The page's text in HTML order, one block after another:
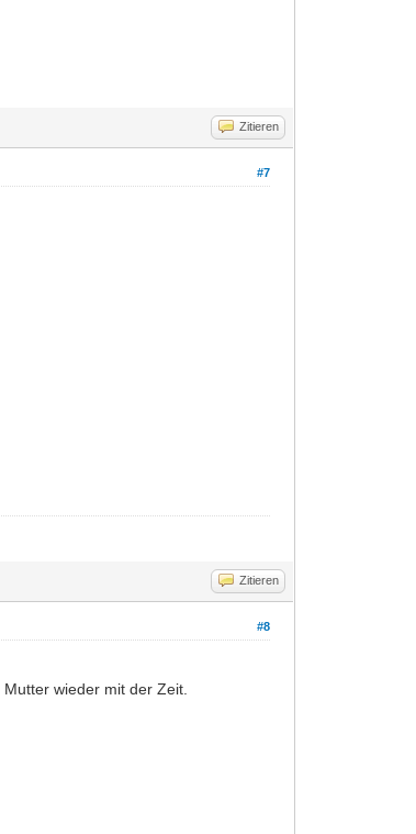
Zitieren
#7
Zitieren
#8
wieder mit der Zeit.